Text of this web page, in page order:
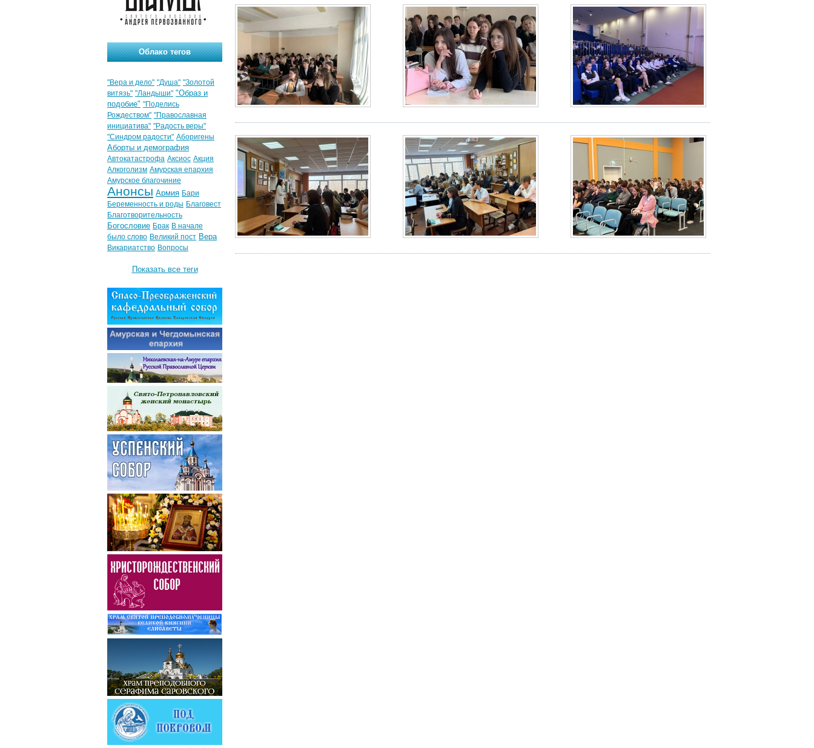
Облако тегов
"Вера и дело" "Душа" "Золотой
витязь" "Ландыши" "Образ и
подобие" "Поделись
Рождеством" "Православная
инициатива" "Радость веры"
"Синдром радости" Аборигены
Аборты и демография
Автокатастрофа Аксиос Акция
Алкоголизм Амурская епархия
Амурское благочиние
Анонсы Армия Бари
Беременность и роды Благовест
Благотворительность
Богословие Брак В начале
было слово Великий пост Вера
Викариатство Вопросы
Показать все теги